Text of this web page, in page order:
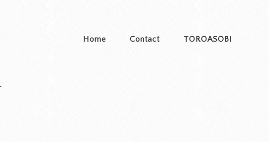
Home Contact TOROASOBI